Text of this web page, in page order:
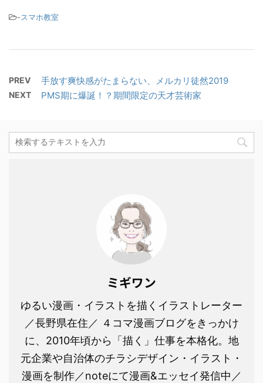
-スマホ教室
PREV 手放す爽快感がたまらない、メルカリ徒然2019
NEXT PMS期に爆誕！？期間限定の天才芸術家
ミギワン
ゆるい漫画・イラストを描くイラストレーター
／長野県在住／ ４コマ漫画ブログをきっかけ
に、2010年頃から「描く」仕事を本格化。地
元企業や自治体のチラシデザイン・イラスト・
漫画を制作／noteにて漫画&エッセイ発信中／